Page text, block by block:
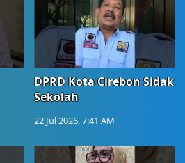
DPRD Kota Cirebon Sidak
Sekolah
22 Jul 2026, 7:41 AM